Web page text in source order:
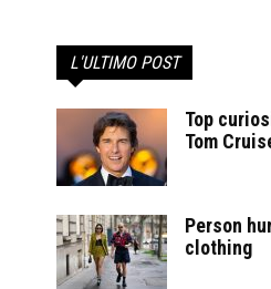
L'ULTIMO POST
Top
Tom
Person
clothing